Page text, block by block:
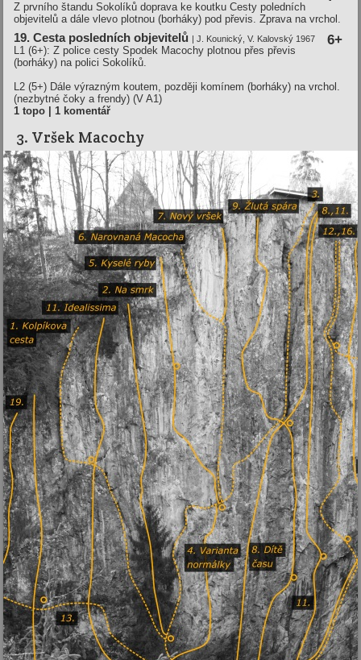
Z prvního štandu Sokolíků doprava ke koutku Cesty poledních
objevitelů a dále vlevo plotnou (borháky) pod převis. Zprava na vrchol.
19. Cesta posledních objevitelů | J. Kounický, V. Kalovský 1967 6+
L1 (6+): Z police cesty Spodek Macochy plotnou přes převis
(borháky) na polici Sokolíků.
L2 (5+) Dále výrazným koutem, později komínem (borháky) na vrchol.
(nezbytné čoky a frendy) (V A1)
1 topo | 1 komentář
3. Vršek Macochy